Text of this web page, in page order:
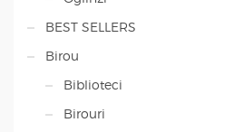
BEST SELLERS
Birou
Biblioteci
Birouri